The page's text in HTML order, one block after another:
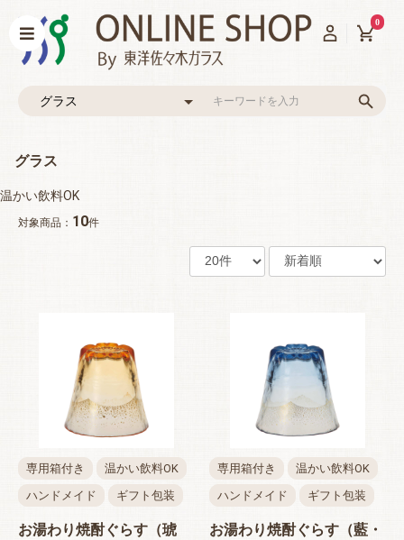
0
グラス
温かい飲料OK
対象商品： 10件
専用箱付き
温かい飲料OK
ハンドメイド
ギフト包装
お湯わり焼酎ぐらす（琥
専用箱付き
温かい飲料OK
ハンドメイド
ギフト包装
お湯わり焼酎ぐらす（藍・